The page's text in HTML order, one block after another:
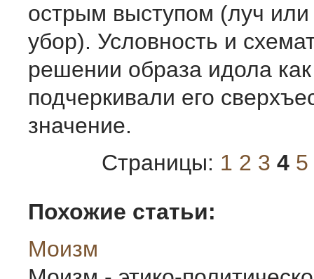
острым выступом (луч или
убор). Условность и
решении образа идола
подчеркивали его
значение.
Страницы: 1 2 3 4 5
Похожие статьи:
Моизм